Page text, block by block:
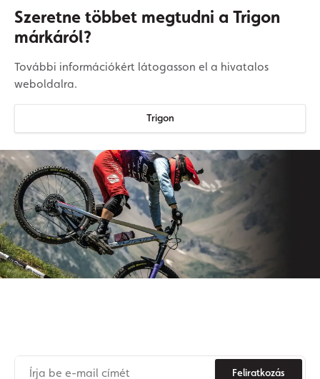
Szeretne többet megtudni a Trigon
márkáról?
További információkért látogasson el a hivatalos
weboldalra.
Trigon
Feliratkozás